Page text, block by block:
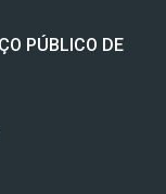
PÚBLICO DE